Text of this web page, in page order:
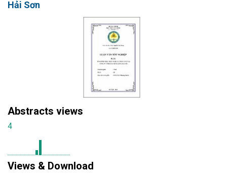
Hải Sơn
Abstracts views
4
Views & Download